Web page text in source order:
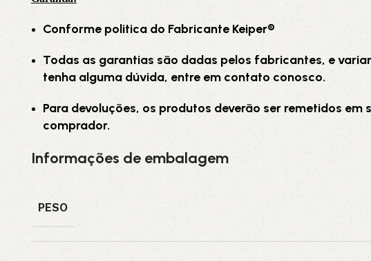
Conforme politica do Fabricante Keiper®
Todas as garantias são dadas pelos fabricantes, e
tenha alguma dúvida, entre em contato conosco.
Para devoluções, os produtos deverão ser remetidos
comprador.
Informações de embalagem
PESO